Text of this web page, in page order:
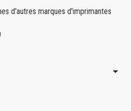
d'autres marques d'imprimantes